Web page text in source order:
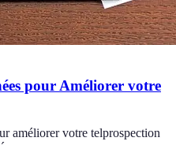
pour Améliorer votre
améliorer votre telprospection